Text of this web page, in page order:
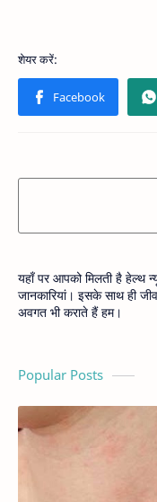
यहाँ पर आपको मिलती है हेल्थ
जानकारियां। इसके साथ ही
अवगत भी कराते हैं हम।
Popular Posts